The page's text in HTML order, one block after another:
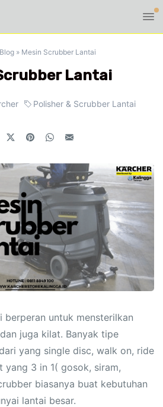
Blog » Mesin Scrubber Lantai
Lantai
Polisher & Scrubber Lantai
berperan untuk mensterilkan
juga kilat. Banyak tipe
yang single disc, walk on, ride
yang 3 in 1( gosok, siram,
biasanya buat kebutuhan
lantai besar.